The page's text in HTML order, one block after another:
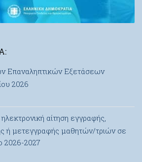
Επαναληπτικών Εξετάσεων
2026
αίτηση εγγραφής,
ή μετεγγραφής μαθητών/τριών σε
2026-2027